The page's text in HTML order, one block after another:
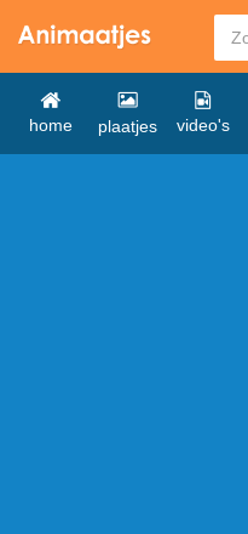
home plaatjes video's